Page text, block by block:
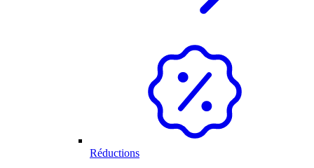
Réductions